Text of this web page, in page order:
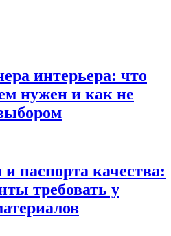
интерьера: что
нужен и как не
паспорта качества:
требовать у